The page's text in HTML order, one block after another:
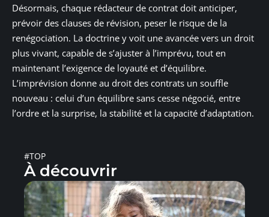
Désormais, chaque rédacteur de contrat doit anticiper,
prévoir des clauses de révision, peser le risque de la
renégociation. La doctrine y voit une avancée vers un droit
plus vivant, capable de s’ajuster à l’imprévu, tout en
maintenant l’exigence de loyauté et d’équilibre.
L’imprévision donne au droit des contrats un souffle
nouveau : celui d’un équilibre sans cesse négocié, entre
l’ordre et la surprise, la stabilité et la capacité d’adaptation.
#TOP
À découvrir